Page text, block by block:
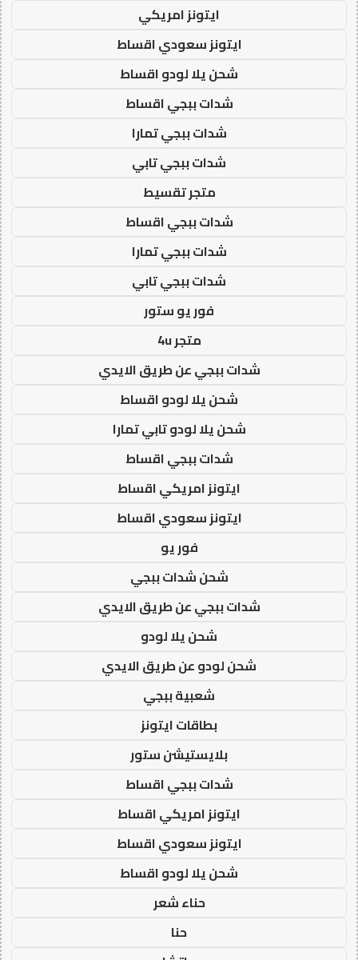
ايتونز امريكي
ايتونز سعودي اقساط
شحن يلا لودو اقساط
شدات ببجي اقساط
شدات ببجي تمارا
شدات ببجي تابي
متجر تقسيط
شدات ببجي اقساط
شدات ببجي تمارا
شدات ببجي تابي
فور يو ستور
متجر 4u
شدات ببجي عن طريق الايدي
شحن يلا لودو اقساط
شحن يلا لودو تابي تمارا
شدات ببجي اقساط
ايتونز امريكي اقساط
ايتونز سعودي اقساط
فور يو
شحن شدات ببجي
شدات ببجي عن طريق الايدي
شحن يلا لودو
شحن لودو عن طريق الايدي
شعبية ببجي
بطاقات ايتونز
بلايستيشن ستور
شدات ببجي اقساط
ايتونز امريكي اقساط
ايتونز سعودي اقساط
شحن يلا لودو اقساط
حناء شعر
حنا